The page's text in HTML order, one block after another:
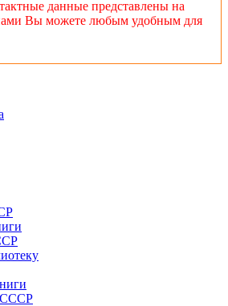
данные представлены на
нами Вы можете любым удобным для
СССР